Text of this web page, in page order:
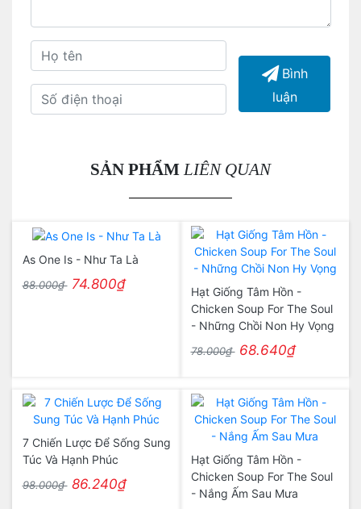
Bình
luận
SẢN PHẨM LIÊN QUAN
As One Is - Như Ta Là
88.000₫ 74.800₫
Hạt Giống Tâm Hồn -
Chicken Soup For The Soul
- Những Chồi Non Hy Vọng
78.000₫ 68.640₫
7 Chiến Lược Để Sống Sung
Túc Và Hạnh Phúc
98.000₫ 86.240₫
Hạt Giống Tâm Hồn -
Chicken Soup For The Soul
- Nắng Ấm Sau Mưa